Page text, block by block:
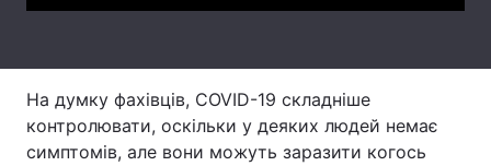
На думку фахівців, COVID-19 складніше
контролювати, оскільки у деяких людей немає
симптомів, але вони можуть заразити когось